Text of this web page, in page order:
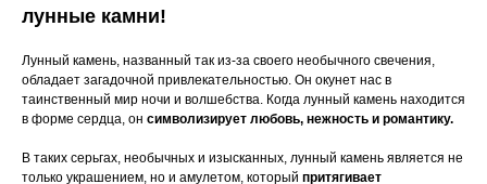
лунные камни!
Лунный камень, названный так из-за своего необычного свечения,
обладает загадочной привлекательностью. Он окунет нас в
таинственный мир ночи и волшебства. Когда лунный камень находится
в форме сердца, он символизирует любовь, нежность и романтику.
В таких серьгах, необычных и изысканных, лунный камень является не
только украшением, но и амулетом, который притягивает